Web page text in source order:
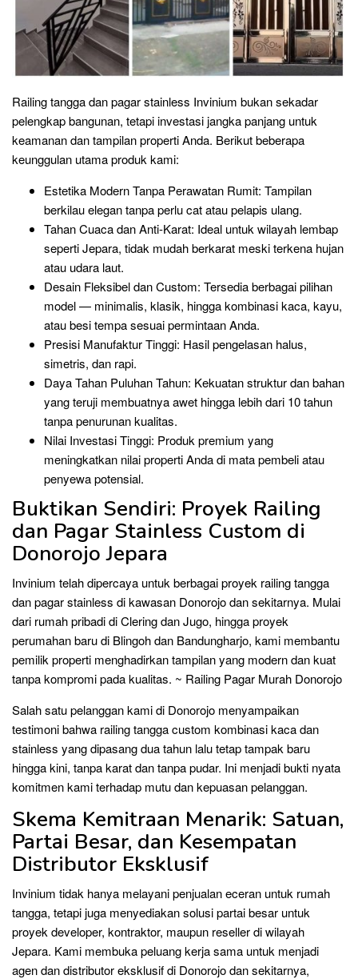
Railing tangga dan pagar stainless Invinium bukan sekadar
pelengkap bangunan, tetapi investasi jangka panjang untuk
keamanan dan tampilan properti Anda. Berikut beberapa
keunggulan utama produk kami:
Estetika Modern Tanpa Perawatan Rumit: Tampilan
berkilau elegan tanpa perlu cat atau pelapis ulang.
Tahan Cuaca dan Anti-Karat: Ideal untuk wilayah lembap
seperti Jepara, tidak mudah berkarat meski terkena hujan
atau udara laut.
Desain Fleksibel dan Custom: Tersedia berbagai pilihan
model — minimalis, klasik, hingga kombinasi kaca, kayu,
atau besi tempa sesuai permintaan Anda.
Presisi Manufaktur Tinggi: Hasil pengelasan halus,
simetris, dan rapi.
Daya Tahan Puluhan Tahun: Kekuatan struktur dan bahan
yang teruji membuatnya awet hingga lebih dari 10 tahun
tanpa penurunan kualitas.
Nilai Investasi Tinggi: Produk premium yang
meningkatkan nilai properti Anda di mata pembeli atau
penyewa potensial.
Buktikan Sendiri: Proyek Railing
dan Pagar Stainless Custom di
Donorojo Jepara
Invinium telah dipercaya untuk berbagai proyek railing tangga
dan pagar stainless di kawasan Donorojo dan sekitarnya. Mulai
dari rumah pribadi di Clering dan Jugo, hingga proyek
perumahan baru di Blingoh dan Bandungharjo, kami membantu
pemilik properti menghadirkan tampilan yang modern dan kuat
tanpa kompromi pada kualitas. ~ Railing Pagar Murah Donorojo
Salah satu pelanggan kami di Donorojo menyampaikan
testimoni bahwa railing tangga custom kombinasi kaca dan
stainless yang dipasang dua tahun lalu tetap tampak baru
hingga kini, tanpa karat dan tanpa pudar. Ini menjadi bukti nyata
komitmen kami terhadap mutu dan kepuasan pelanggan.
Skema Kemitraan Menarik: Satuan,
Partai Besar, dan Kesempatan
Distributor Eksklusif
Invinium tidak hanya melayani penjualan eceran untuk rumah
tangga, tetapi juga menyediakan solusi partai besar untuk
proyek developer, kontraktor, maupun reseller di wilayah
Jepara. Kami membuka peluang kerja sama untuk menjadi
agen dan distributor eksklusif di Donorojo dan sekitarnya,